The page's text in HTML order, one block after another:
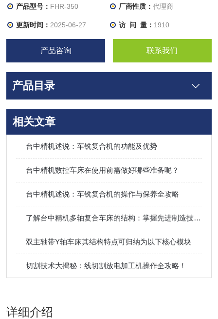
全机型大孔径设计，治具应用更多变化。
全防水设计板金，IP65防水等级以上。
5.美形机。
全机型烤漆级外漆，机械工艺新美学。
产品型号： FHR-350 厂商性质： 代理商
更新时间： 2025-06-27 访 问 量： 1910
产品咨询 联系我们
产品目录
相关文章
台中精机述说：车铣复合机的功能及优势
台中精机数控车床在使用前需做好哪些准备呢？
台中精机述说：车铣复合机的操作与保养全攻略
了解台中精机多轴复合车床的结构：掌握先进制造技术的核心
双主轴带Y轴车床其结构特点可归纳为以下核心模块
切割技术大揭秘：线切割放电加工机操作全攻略！
详细介绍